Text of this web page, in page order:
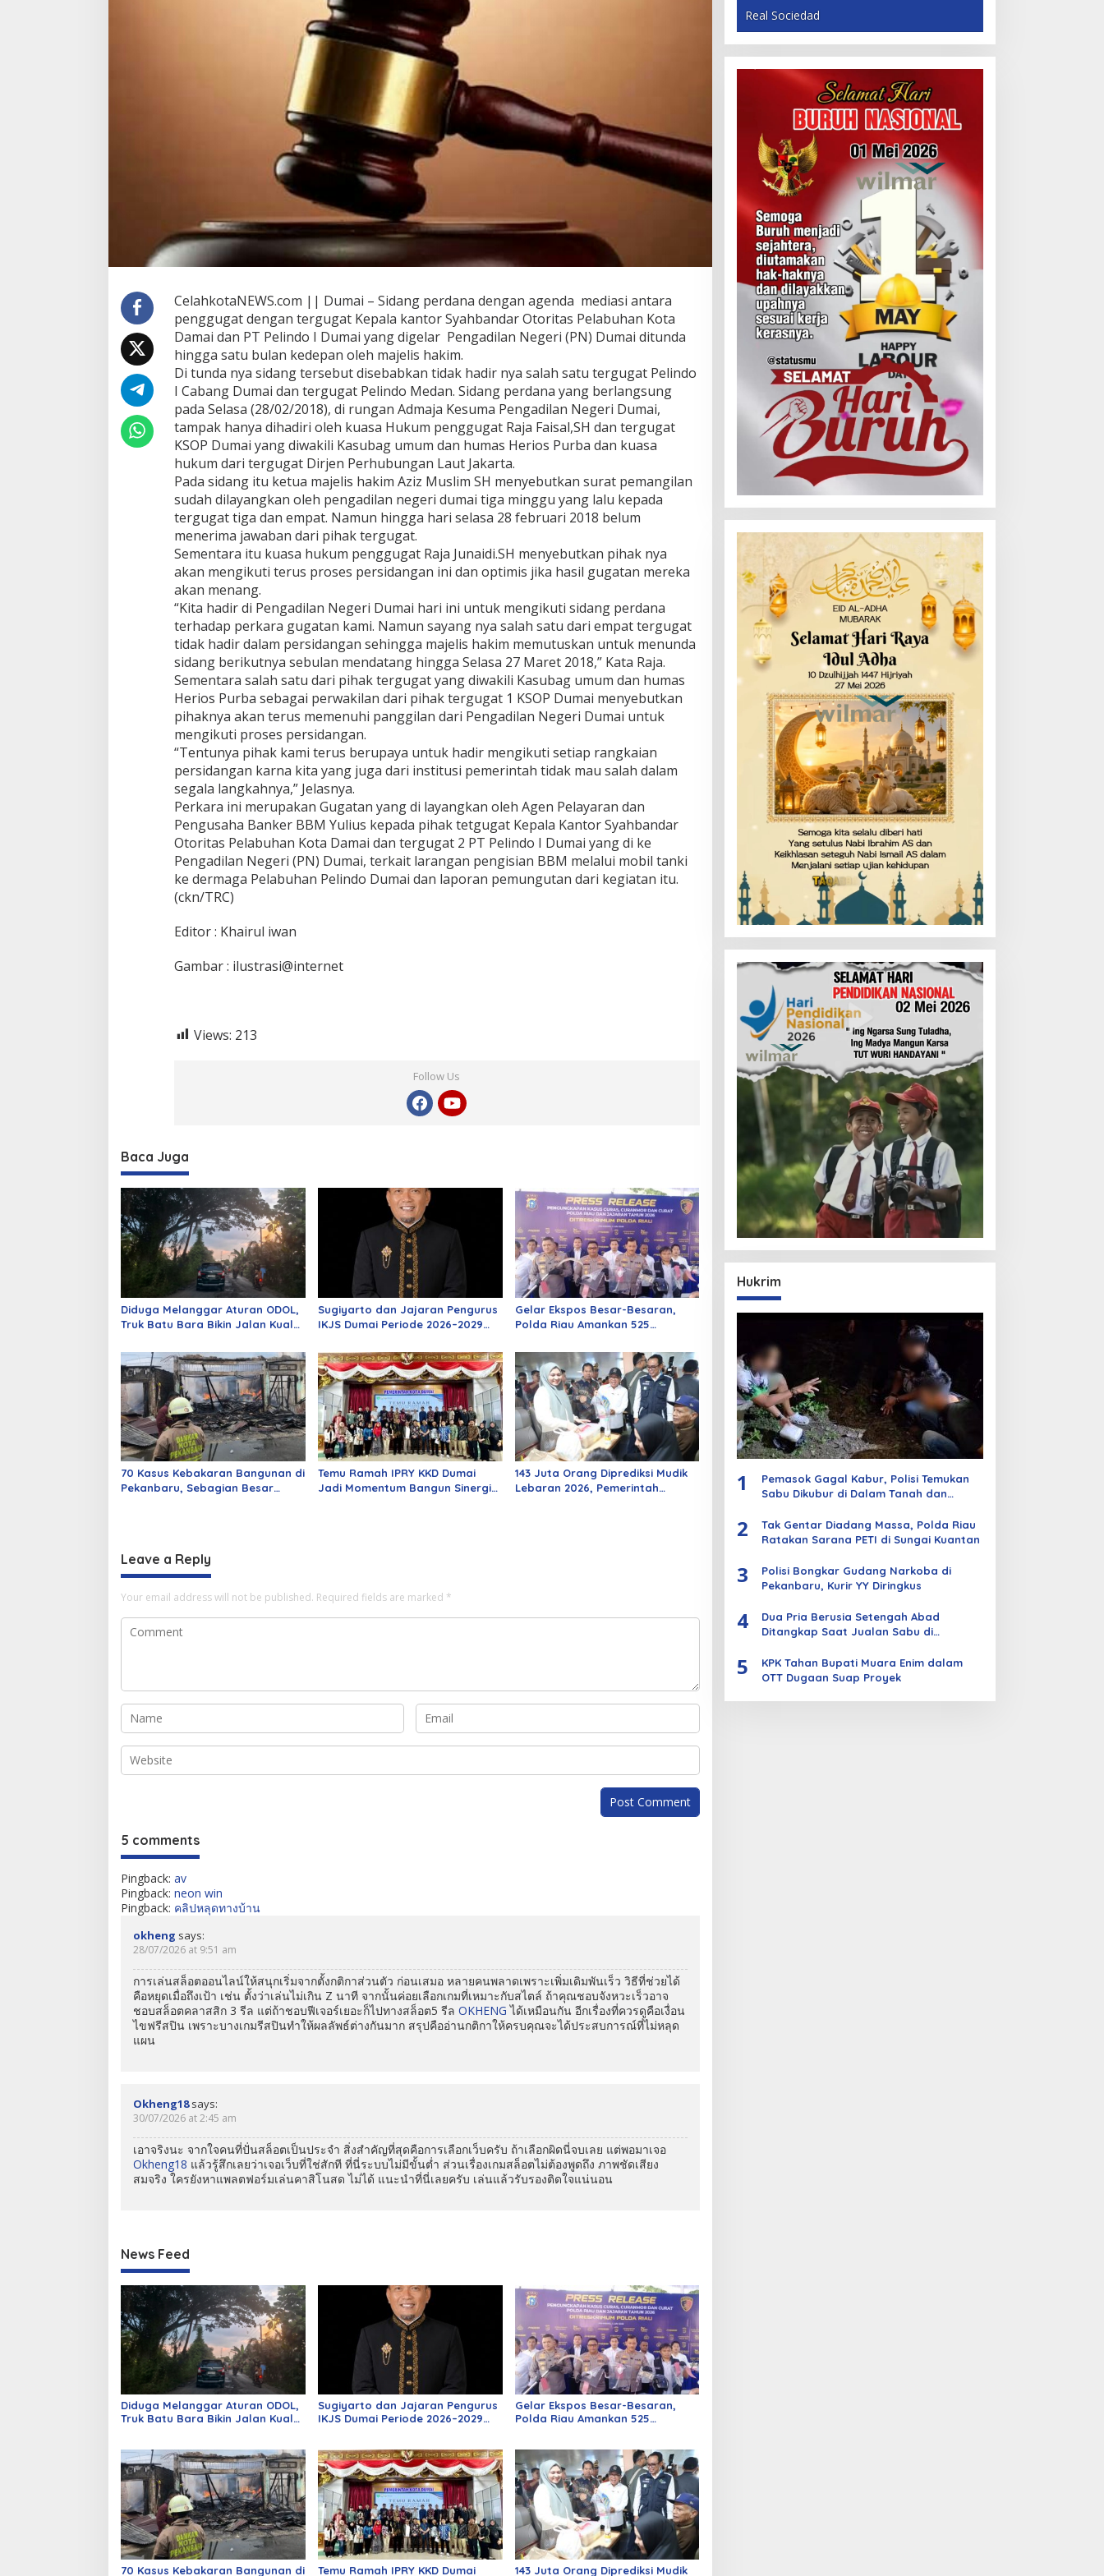
d
a
a
u
g
a
t
a
n
K
S
O
P
D
a
n
P
e
l
i
n
d
o
I
D
u
m
a
i
CelahkotaNEWS.com || Dumai – Sidang perdana dengan agenda mediasi antara
penggugat dengan tergugat Kepala kantor Syahbandar Otoritas Pelabuhan Kota
Damai dan PT Pelindo I Dumai yang digelar Pengadilan Negeri (PN) Dumai ditunda
hingga satu bulan kedepan oleh majelis hakim.
Di tunda nya sidang tersebut disebabkan tidak hadir nya salah satu tergugat Pelindo
I Cabang Dumai dan tergugat Pelindo Medan. Sidang perdana yang berlangsung
pada Selasa (28/02/2018), di rungan Admaja Kesuma Pengadilan Negeri Dumai,
tampak hanya dihadiri oleh kuasa Hukum penggugat Raja Faisal,SH dan tergugat
KSOP Dumai yang diwakili Kasubag umum dan humas Herios Purba dan kuasa
hukum dari tergugat Dirjen Perhubungan Laut Jakarta.
Pada sidang itu ketua majelis hakim Aziz Muslim SH menyebutkan surat pemangilan
sudah dilayangkan oleh pengadilan negeri dumai tiga minggu yang lalu kepada
tergugat tiga dan empat. Namun hingga hari selasa 28 februari 2018 belum
menerima jawaban dari pihak tergugat.
Sementara itu kuasa hukum penggugat Raja Junaidi.SH menyebutkan pihak nya
akan mengikuti terus proses persidangan ini dan optimis jika hasil gugatan mereka
akan menang.
“Kita hadir di Pengadilan Negeri Dumai hari ini untuk mengikuti sidang perdana
terhadap perkara gugatan kami. Namun sayang nya salah satu dari empat tergugat
tidak hadir dalam persidangan sehingga majelis hakim memutuskan untuk menunda
sidang berikutnya sebulan mendatang hingga Selasa 27 Maret 2018,” Kata Raja.
Sementara salah satu dari pihak tergugat yang diwakili Kasubag umum dan humas
Herios Purba sebagai perwakilan dari pihak tergugat 1 KSOP Dumai menyebutkan
pihaknya akan terus memenuhi panggilan dari Pengadilan Negeri Dumai untuk
mengikuti proses persidangan.
“Tentunya pihak kami terus berupaya untuk hadir mengikuti setiap rangkaian
persidangan karna kita yang juga dari institusi pemerintah tidak mau salah dalam
segala langkahnya,” Jelasnya.
Perkara ini merupakan Gugatan yang di layangkan oleh Agen Pelayaran dan
Pengusaha Banker BBM Yulius kepada pihak tetgugat Kepala Kantor Syahbandar
Otoritas Pelabuhan Kota Damai dan tergugat 2 PT Pelindo I Dumai yang di ke
Pengadilan Negeri (PN) Dumai, terkait larangan pengisian BBM melalui mobil tanki
ke dermaga Pelabuhan Pelindo Dumai dan laporan pemungutan dari kegiatan itu.
(ckn/TRC)
Editor : Khairul iwan
Gambar : ilustrasi@internet
Views: 213
Follow Us
Baca Juga
Diduga Melanggar Aturan ODOL,
Truk Batu Bara Bikin Jalan Kuala
Sugiyarto dan Jajaran Pengurus
IKJS Dumai Periode 2026–2029
Gelar Ekspos Besar-Besaran,
Polda Riau Amankan 525
Curanmor
70 Kasus Kebakaran Bangunan di
Pekanbaru, Sebagian Besar
Temu Ramah IPRY KKD Dumai
Jadi Momentum Bangun Sinergi
143 Juta Orang Diprediksi Mudik
Lebaran 2026, Pemerintah
Leave a Reply
Your email address will not be published. Required fields are marked *
5 comments
Pingback: av
Pingback: neon win
Pingback: คลิปหลุดทางบ้าน
okheng says:
28/07/2026 at 9:51 am
การเล่นสล็อตออนไลน์ให้สนุกเริ่มจากตั้งกติกาส่วนตัว ก่อนเสมอ หลายคนพลาดเพราะเพิ่มเดิมพันเร็ว วิธีที่ช่วยได้
คือหยุดเมื่อถึงเป้า เช่น ตั้งว่าเล่นไม่เกิน Z นาที จากนั้นค่อยเลือกเกมที่เหมาะกับสไตล์ ถ้าคุณชอบจังหวะเร็วอาจ
ชอบสล็อตคลาสสิก 3 รีล แต่ถ้าชอบฟีเจอร์เยอะก็ไปทางสล็อต5 รีล OKHENG ได้เหมือนกัน อีกเรื่องที่ควรดูคือเงื่อน
ไขฟรีสปิน เพราะบางเกมรีสปินทำให้ผลลัพธ์ต่างกันมาก สรุปคืออ่านกติกาให้ครบคุณจะได้ประสบการณ์ที่ไม่หลุด
แผน
Okheng18 says:
30/07/2026 at 2:45 am
เอาจริงนะ จากใจคนที่ปั่นสล็อตเป็นประจำ สิ่งสำคัญที่สุดคือการเลือกเว็บครับ ถ้าเลือกผิดนี่จบเลย แต่พอมาเจอ
Okheng18 แล้วรู้สึกเลยว่าเจอเว็บที่ใช่สักที ที่นี่ระบบไม่มีขั้นต่ำ ส่วนเรื่องเกมสล็อตไม่ต้องพูดถึง ภาพชัดเสียง
สมจริง ใครยังหาแพลตฟอร์มเล่นคาสิโนสด ไม่ได้ แนะนำที่นี่เลยครับ เล่นแล้วรับรองติดใจแน่นอน
News Feed
Diduga Melanggar Aturan ODOL,
Truk Batu Bara Bikin Jalan Kuala
Sugiyarto dan Jajaran Pengurus
IKJS Dumai Periode 2026–2029
Gelar Ekspos Besar-Besaran,
Polda Riau Amankan 525
70 Kasus Kebakaran Bangunan di Temu Ramah IPRY KKD Dumai 143 Juta Orang Diprediksi Mudik
Real Sociedad
Hukrim
1
Pemasok Gagal Kabur, Polisi Temukan
Sabu Dikubur di Dalam Tanah dan
2
Tak Gentar Diadang Massa, Polda Riau
Ratakan Sarana PETI di Sungai Kuantan
3
Polisi Bongkar Gudang Narkoba di
Pekanbaru, Kurir YY Diringkus
4
Dua Pria Berusia Setengah Abad
Ditangkap Saat Jualan Sabu di
5
KPK Tahan Bupati Muara Enim dalam
OTT Dugaan Suap Proyek